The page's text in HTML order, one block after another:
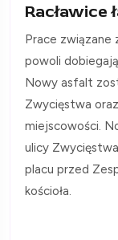
Racławice
Prace związane
powoli
Nowy asfalt
Zwycięstwa
miejscowości.
ulicy
placu przed
kościoła.